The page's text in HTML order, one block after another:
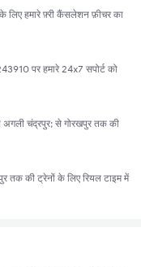
लिए हमारे फ़्री कैंसलेशन फ़ीचर का
पर हमारे 24x7 सपोर्ट को
चंद्रपुर; से गोरखपुर तक की
तक की ट्रेनों के लिए रियल टाइम में